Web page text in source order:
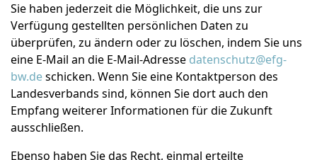
Sie haben jederzeit die Möglichkeit, die uns zur
Verfügung gestellten persönlichen Daten zu
überprüfen, zu ändern oder zu löschen, indem Sie uns
eine E-Mail an die E-Mail-Adresse datenschutz@efg-
bw.deschicken. Wenn Sie eine Kontaktperson des
Landesverbands sind, können Sie dort auch den
Empfang weiterer Informationen für die Zukunft
ausschließen.
Ebenso haben Sie das Recht, einmal erteilte